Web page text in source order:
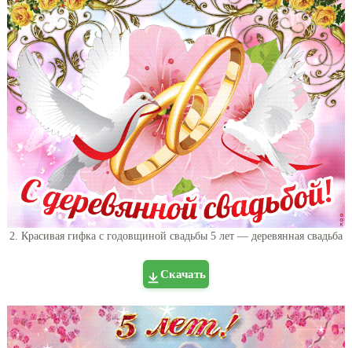
2. Красивая гифка с годовщиной свадьбы 5 лет — деревянная свадьба
Скачать